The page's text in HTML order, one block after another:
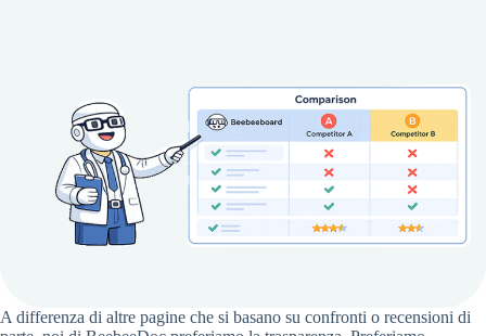
A differenza di altre pagine che si basano su confronti o recensioni di